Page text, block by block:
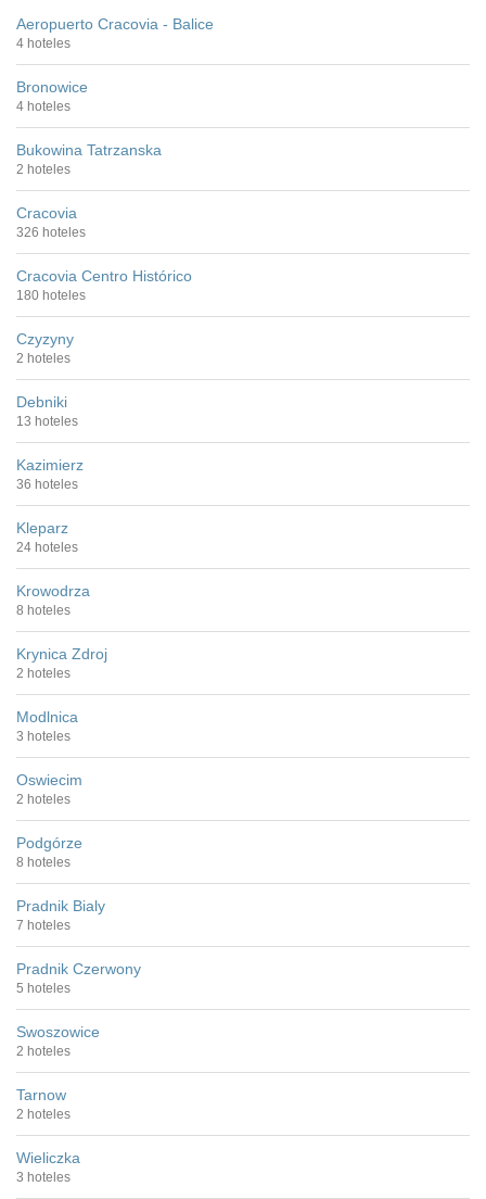
Aeropuerto Cracovia - Balice
4 hoteles
Bronowice
4 hoteles
Bukowina Tatrzanska
2 hoteles
Cracovia
326 hoteles
Cracovia Centro Histórico
180 hoteles
Czyzyny
2 hoteles
Debniki
13 hoteles
Kazimierz
36 hoteles
Kleparz
24 hoteles
Krowodrza
8 hoteles
Krynica Zdroj
2 hoteles
Modlnica
3 hoteles
Oswiecim
2 hoteles
Podgórze
8 hoteles
Pradnik Bialy
7 hoteles
Pradnik Czerwony
5 hoteles
Swoszowice
2 hoteles
Tarnow
2 hoteles
Wieliczka
3 hoteles